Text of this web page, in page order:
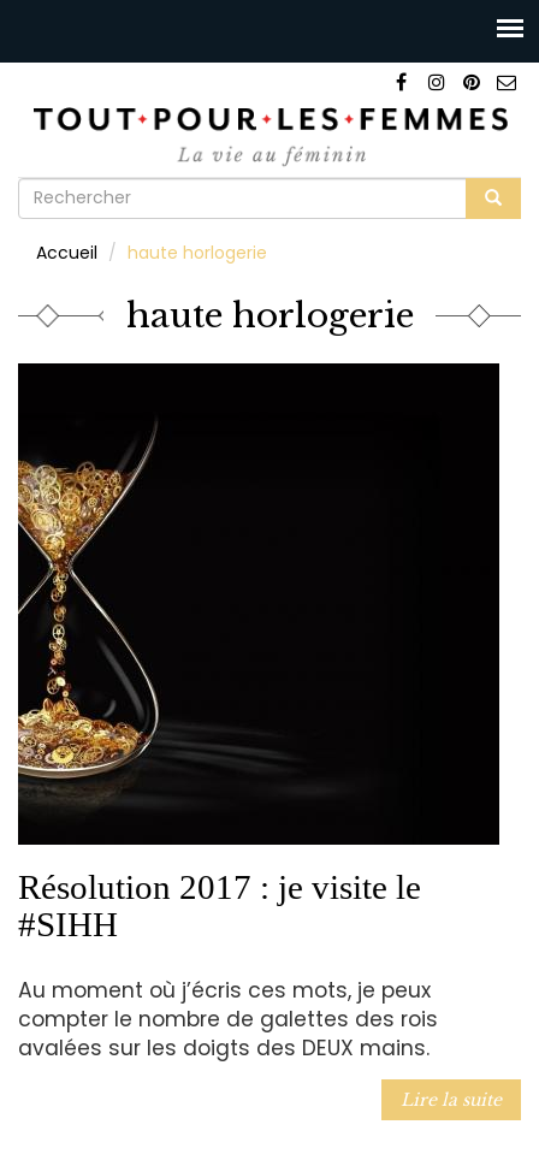
Formulaire
recherche
Accueil haute horlogerie
haute horlogerie
Résolution 2017 : je visite le
#SIHH
Au moment où j’écris ces mots, je peux
compter le nombre de galettes des rois
avalées sur les doigts des DEUX mains.
Lire la suite